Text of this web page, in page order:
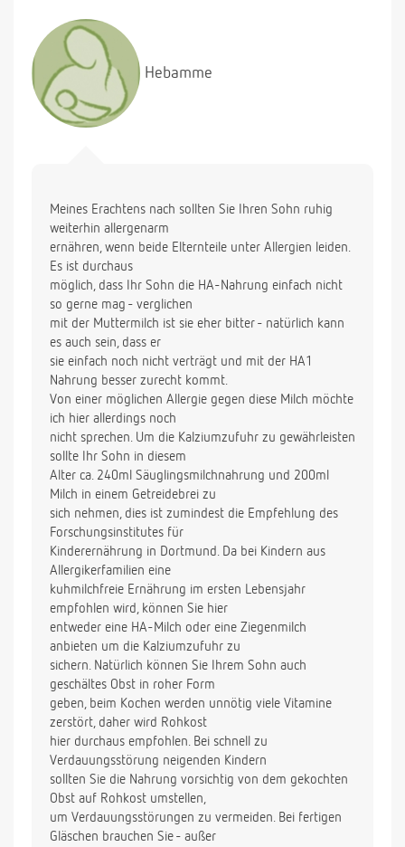
Folgemilch geben?
Muß Obst (Apfel/Birne)gekocht werden oder kann
ich es roh reiben oder pürieren?
Kann man die fertigen Gläschen zur
Energiesteigerung mit Öl anreichern?
Sind 3 Stuhlgänge pro Tag normal?
Hebamme
Meines Erachtens nach sollten Sie Ihren Sohn ruhig
weiterhin allergenarm
ernähren, wenn beide Elternteile unter Allergien leiden.
Es ist durchaus
möglich, dass Ihr Sohn die HA-Nahrung einfach nicht
so gerne mag - verglichen
mit der Muttermilch ist sie eher bitter - natürlich kann
es auch sein, dass er
sie einfach noch nicht verträgt und mit der HA1
Nahrung besser zurecht kommt.
Von einer möglichen Allergie gegen diese Milch möchte
ich hier allerdings noch
nicht sprechen. Um die Kalziumzufuhr zu gewährleisten
sollte Ihr Sohn in diesem
Alter ca. 240ml Säuglingsmilchnahrung und 200ml
Milch in einem Getreidebrei zu
sich nehmen, dies ist zumindest die Empfehlung des
Forschungsinstitutes für
Kinderernährung in Dortmund. Da bei Kindern aus
Allergikerfamilien eine
kuhmilchfreie Ernährung im ersten Lebensjahr
empfohlen wird, können Sie hier
entweder eine HA-Milch oder eine Ziegenmilch
anbieten um die Kalziumzufuhr zu
sichern. Natürlich können Sie Ihrem Sohn auch
geschältes Obst in roher Form
geben, beim Kochen werden unnötig viele Vitamine
zerstört, daher wird Rohkost
hier durchaus empfohlen. Bei schnell zu
Verdauungsstörung neigenden Kindern
sollten Sie die Nahrung vorsichtig von dem gekochten
Obst auf Rohkost umstellen,
um Verdauungsstörungen zu vermeiden. Bei fertigen
Gläschen brauchen Sie - außer